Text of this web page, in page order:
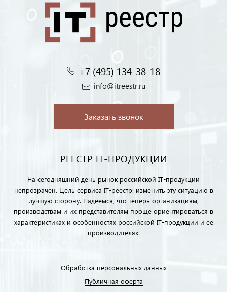
+7 (495) 134-38-18‬
info@itreestr.ru
Заказать звонок
РЕЕСТР IT-ПРОДУКЦИИ
На сегодняшний день рынок российской IT-продукции
непрозрачен. Цель сервиса IT-реестр: изменить эту ситуацию в
лучшую сторону. Надеемся, что теперь организациям,
производствам и их представителям проще ориентироваться в
характеристиках и особенностях российской IT-продукции и ее
производителях.
Обработка персональных данных
Публичная оферта